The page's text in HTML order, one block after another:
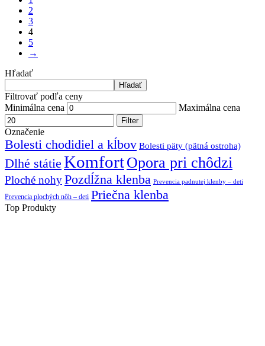
2
3
4
5
→
Hľadať
Hľadať
Filtrovať podľa ceny
Minimálna cena
Maximálna cena
Filter
Označenie
Bolesti chodidiel a kĺbov Bolesti päty (pätná ostroha)
Dlhé státie KomfortOpora pri chôdzi
Ploché nohyPozdĺžna klenba Prevencia padnutej klenby – deti
Prevencia plochých nôh – deti Priečna klenba
Top Produkty